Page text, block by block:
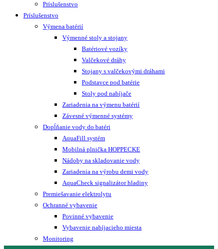
Príslušenstvo
Príslušenstvo
Výmena batérií
Výmenné stoly a stojany
Batériové vozíky
Valčekové dráhy
Stojany s valčekovými dráhami
Podstavce pod batérie
Stoly pod nabíjače
Zariadenia na výmenu batérií
Závesné výmenné systémy
Dopĺňanie vody do batéri
AquaFill systém
Mobilná plnička HOPPECKE
Nádoby na skladovanie vody
Zariadenia na výrobu demi vody
AquaCheck signalizátor hladiny
Premiešavanie elektrolytu
Ochranné vybavenie
Povinné vybavenie
Vybavenie nabíjacieho miesta
Monitoring